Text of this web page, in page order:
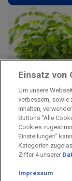
So liefert
Blätter
angeht, hat man
Einsatz von
Um unsere
verbessern, sowie
Inhalten,
Buttons "Alle
Cookies
Einstellungen"
Kategorien
Ziffer 4 unserer
Impressum